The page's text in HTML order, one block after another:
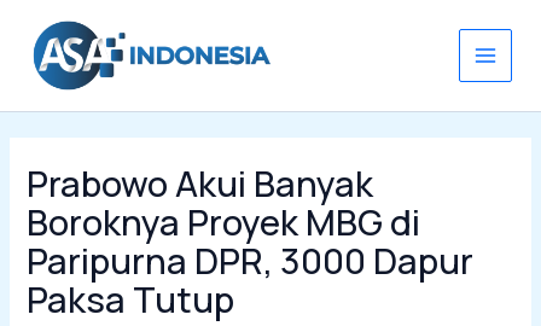
konten
Prabowo Akui Banyak
Boroknya Proyek MBG di
Paripurna DPR, 3000 Dapur
Paksa Tutup